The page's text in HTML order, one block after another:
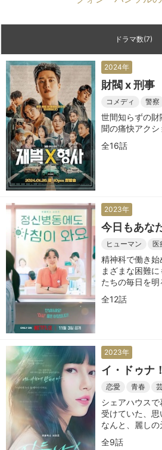
ドラマ数(7)
2024年
財閥 x 刑事
コメディ 警察
世間知らずの
聞の痛快アクシ
全16話
2023年
今日もあな
ナースのダ
ヒューマン 医
精神科で働き始
まざまな困難
たちの毎日を
に取り組む姿を
全12話
2023年
イ・ドゥナ！
恋愛 青春
シェアハウス
受けていた、
なんと、麗し
全9話